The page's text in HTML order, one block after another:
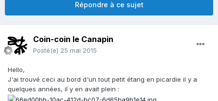
Répondre à ce sujet
Coin-coin le Canapin
Posté(e) 25 mai 2015
Hello,
J'ai trouvé ceci au bord d'un tout petit étang en picardie il y a
quelques années, il y en avait plein :